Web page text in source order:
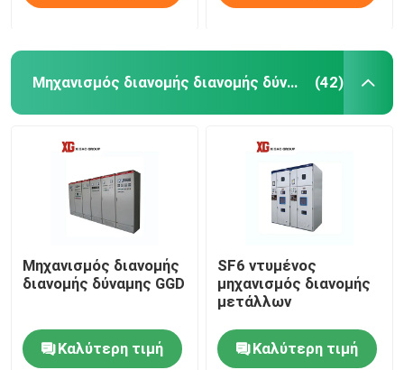
Μηχανισμός διανομής διανομής δύναμης (42)
Μηχανισμός διανομής
διανομής δύναμης GGD
Καλύτερη τιμή
SF6 ντυμένος
μηχανισμός διανομής
μετάλλων
Καλύτερη τιμή